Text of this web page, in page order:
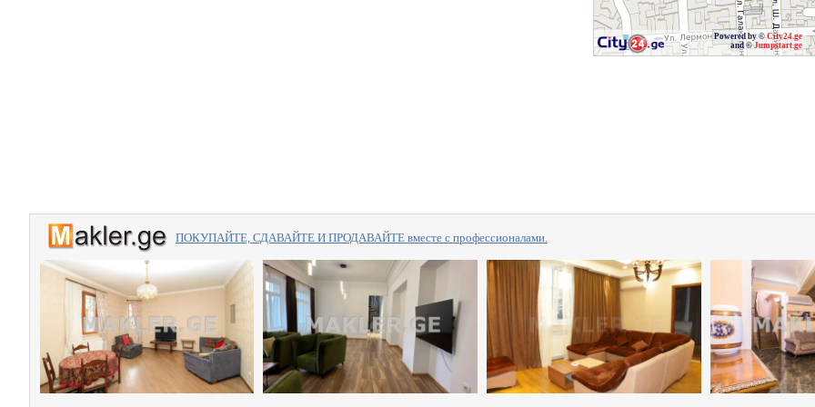
Powered by ©City24.ge
and ©Jumpstart.ge
ПОКУПАЙТЕ, СДАВАЙТЕ И ПРОДАВАЙТЕ вместе с профессионалами.